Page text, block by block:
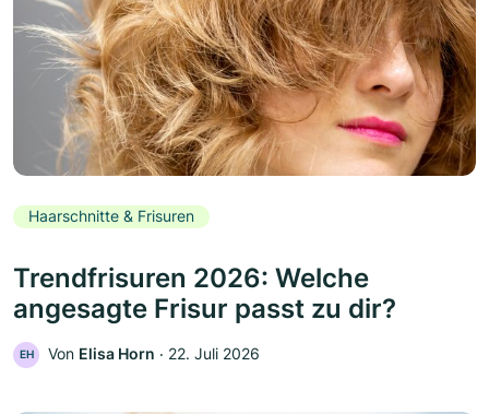
Haarschnitte & Frisuren
Trendfrisuren 2026: Welche
angesagte Frisur passt zu dir?
EH Von Elisa Horn ‧ 22. Juli 2026